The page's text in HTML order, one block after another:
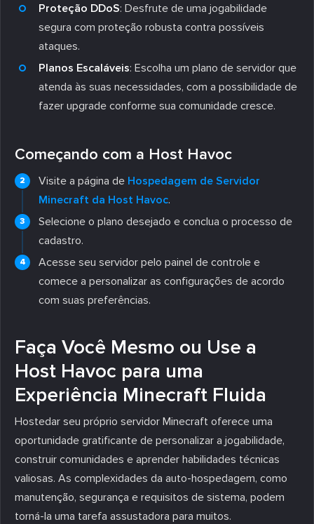
Proteção DDoS: Desfrute de uma jogabilidade
segura com proteção robusta contra possíveis
ataques.
Planos Escaláveis: Escolha um plano de servidor que
atenda às suas necessidades, com a possibilidade de
fazer upgrade conforme sua comunidade cresce.
Começando com a Host Havoc
Visite a página de Hospedagem de Servidor
Minecraft da Host Havoc.
Selecione o plano desejado e conclua o processo de
cadastro.
Acesse seu servidor pelo painel de controle e
comece a personalizar as configurações de acordo
com suas preferências.
Faça Você Mesmo ou Use a
Host Havoc para uma
Experiência Minecraft Fluida
Hostedar seu próprio servidor Minecraft oferece uma
oportunidade gratificante de personalizar a jogabilidade,
construir comunidades e aprender habilidades técnicas
valiosas. As complexidades da auto-hospedagem, como
manutenção, segurança e requisitos de sistema, podem
torná-la uma tarefa assustadora para muitos.